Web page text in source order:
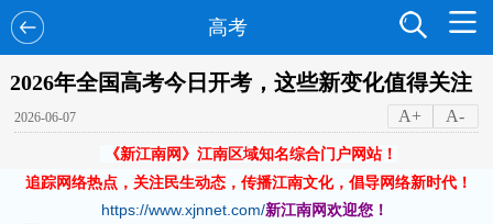
高考
2026年全国高考今日开考，这些新变化值得关注
2026-06-07 A+ A-
《新江南网》江南区域知名综合门户网站！
追踪网络热点，关注民生动态，传播江南文化，倡导网络新时代！
https://www.xjnnet.com/新江南网欢迎您！